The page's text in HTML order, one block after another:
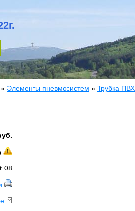
» Элементы пневмосистем » Трубка ПВХ,
08